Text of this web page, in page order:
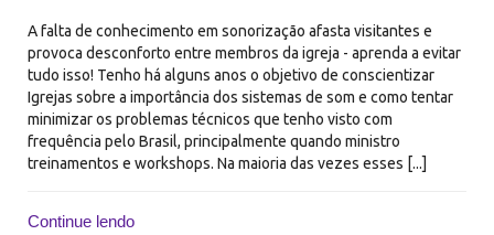
A falta de conhecimento em sonorização afasta visitantes e
provoca desconforto entre membros da igreja - aprenda a evitar
tudo isso! Tenho há alguns anos o objetivo de conscientizar
Igrejas sobre a importância dos sistemas de som e como tentar
minimizar os problemas técnicos que tenho visto com
frequência pelo Brasil, principalmente quando ministro
treinamentos e workshops. Na maioria das vezes esses [...]
Continue lendo